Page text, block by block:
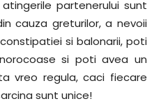
partenerului sunt
cauza greturilor, a nevoii
si balonarii, poti
si poti avea un
vreo regula, caci fiecare
sunt unice!